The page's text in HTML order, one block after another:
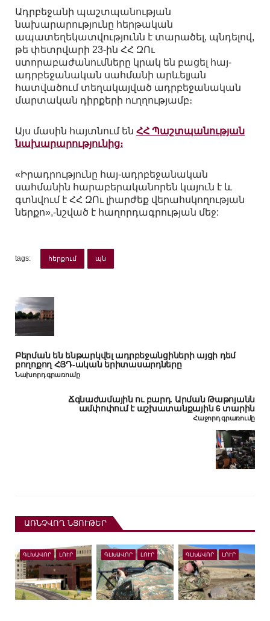
Ադրբեջանի պաշտպանության
նախարարությունը հերթական
ապատեղեկատվությունն է տարածել, պնդելով,
թե փետրվարի 23-ին ՀՀ ԶՈւ
ստորաբաժանումները կրակ են բացել հայ-
ադրբեջանական սահմանի արևելյան
հատվածում տեղակայված ադրբեջանական
մարտական դիրքերի ուղղությամբ։
Այս մասին հայտնում են ՀՀ Պաշտպանության
նախարարությունից։
«Իրադրությունը հայ-ադրբեջանական
սահմանին հարաբերականորեն կայուն է և
գտնվում է ՀՀ ԶՈւ լիարժեք վերահսկողության
ներքո»,-նշված է հաղորդագրության մեջ:
tags: հերքում պն
Բերման են ենթարկվել ադրբեջանցիների այցի դեմ
բողոքող ՀՅԴ-ական երիտասարդները
Նախորդ գրառումը
Ճգնաժամային ու բարդ. Արման Թաթոյանն
ամփոփում է աշխատանքային 6 տարին
Հաջորդ գրառումը
ԱՌՆՉՎՈՂ ՆՅՈՒԹԵՐ
ԳԼԽԱՎՈՐ ԼՈՒՐ ԳԼԽԱՎՈՐ ԼՈՒՐ ԳԼԽԱՎՈՐ ԼՈՒՐ